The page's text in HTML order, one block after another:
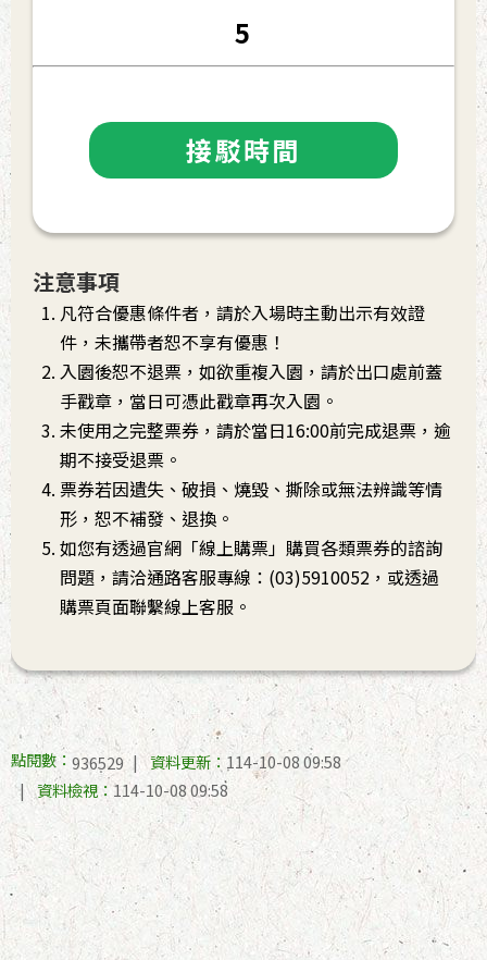
5
接駁時間
注意事項
凡符合優惠條件者，請於入場時主動出示有效證
件，未攜帶者恕不享有優惠！
入園後恕不退票，如欲重複入園，請於出口處前蓋
手戳章，當日可憑此戳章再次入園。
未使用之完整票券，請於當日16:00前完成退票，逾
期不接受退票。
票券若因遺失、破損、燒毀、撕除或無法辨識等情
形，恕不補發、退換。
如您有透過官網「線上購票」購買各類票券的諮詢
問題，請洽通路客服專線：(03)5910052，或透過
購票頁面聯繫線上客服。
點閱數： 936529 資料更新： 114-10-08 09:58
資料檢視：114-10-08 09:58